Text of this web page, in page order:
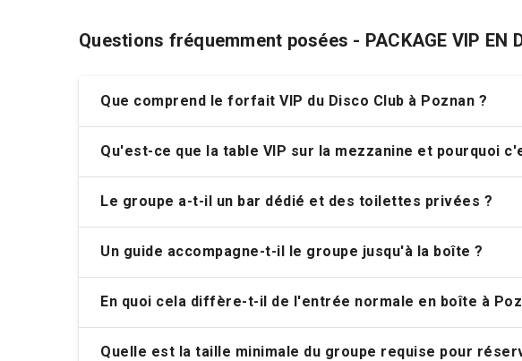
Questions fréquemment posées - PACKAGE VIP EN
Que comprend le forfait VIP du Disco Club à Poznan ?
Qu'est-ce que la table VIP sur la mezzanine et pourquoi
Le groupe a-t-il un bar dédié et des toilettes privées ?
Un guide accompagne-t-il le groupe jusqu'à la boîte ?
En quoi cela diffère-t-il de l'entrée normale en boîte à
Quelle est la taille minimale du groupe requise pour